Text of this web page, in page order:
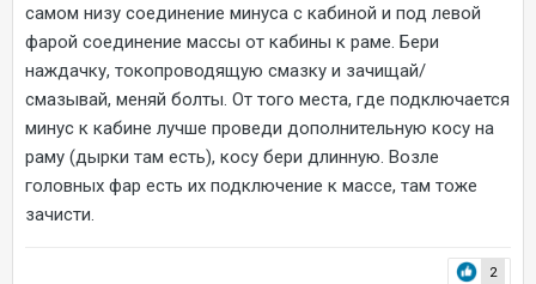
самом низу соединение минуса с кабиной и под левой
фарой соединение массы от кабины к раме. Бери
наждачку, токопроводящую смазку и зачищай/
смазывай, меняй болты. От того места, где подключается
минус к кабине лучше проведи дополнительную косу на
раму (дырки там есть), косу бери длинную. Возле
головных фар есть их подключение к массе, там тоже
зачисти.
2